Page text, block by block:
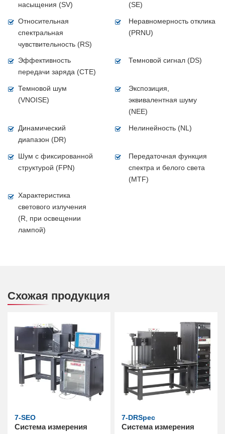
насыщения (SV)
(SE)
Относительная
спектральная
чувствительность (RS)
Неравномерность отклика
(PRNU)
Эффективность
передачи заряда (CTE)
Темновой сигнал (DS)
Темновой шум
(VNOISE)
Экспозиция,
эквивалентная шуму
(NEE)
Динамический
диапазон (DR)
Нелинейность (NL)
Шум с фиксированной
структурой (FPN)
Передаточная функция
спектра и белого света
(MTF)
Характеристика
светового излучения
(R, при освещении
лампой)
Схожая продукция
7-SEO
Система измерения
7-DRSpec
Система измерения